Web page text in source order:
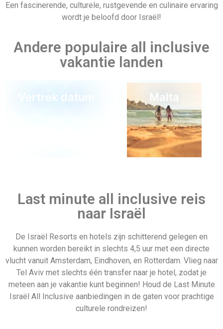
Een fascinerende, culturele, rustgevende en culinaire ervaring
wordt je beloofd door Israël!
Andere populaire all inclusive
vakantie landen
Vertrek datum Malta
Bahamas
Last minute 20
december
Last minute all inclusive reis
naar Israël
De Israël Resorts en hotels zijn schitterend gelegen en
kunnen worden bereikt in slechts 4,5 uur met een directe
vlucht vanuit Amsterdam, Eindhoven, en Rotterdam. Vlieg naar
Tel Aviv met slechts één transfer naar je hotel, zodat je
meteen aan je vakantie kunt beginnen! Houd de Last Minute
Israël All Inclusive aanbiedingen in de gaten voor prachtige
culturele rondreizen!